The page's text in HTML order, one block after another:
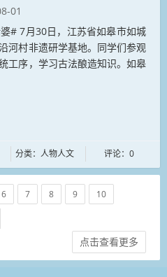
01
# 7月30日，江苏省如皋市如城
河村非遗研学基地。同学们参观
工序，学习古法酿造知识。如皋
分类：人物人文 评论：0
6 7 8 9 10
点击查看更多